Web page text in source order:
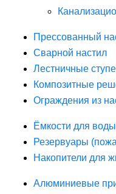
Прессованный
Сварной настил
Лестничные
Композитные
Ограждения из
Ёмкости для
Резервуары
Накопители для
Алюминиевые